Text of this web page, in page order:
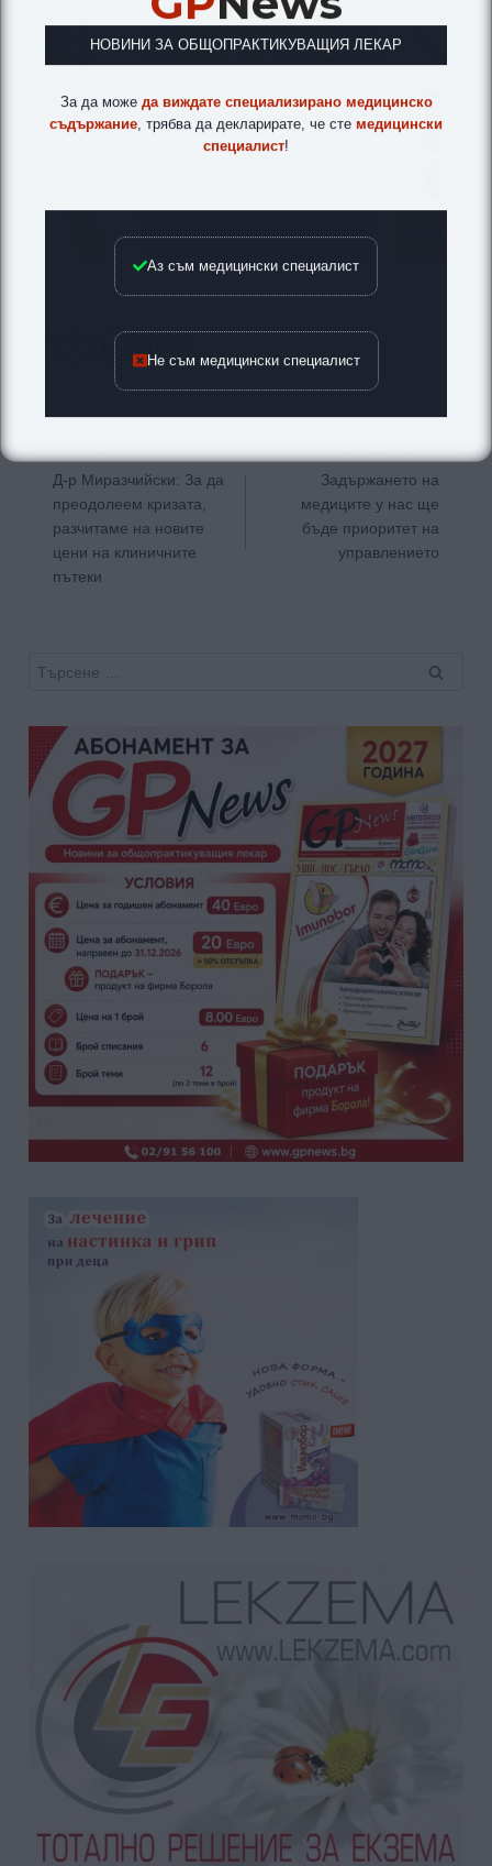
Д-р Миразчийски: За да
преодолеем кризата,
разчитаме на новите
цени на клиничните
пътеки
Задържането на
медиците у нас ще
бъде приоритет на
управлението
Търсене
НОВИНИ ЗА ОБЩОПРАКТИКУВАЩИЯ ЛЕКАР
За да може да виждате специализирано медицинско
съдържание , трябва да декларирате, че сте медицински
специалист!
Аз съм медицински специалист
Не съм медицински специалист